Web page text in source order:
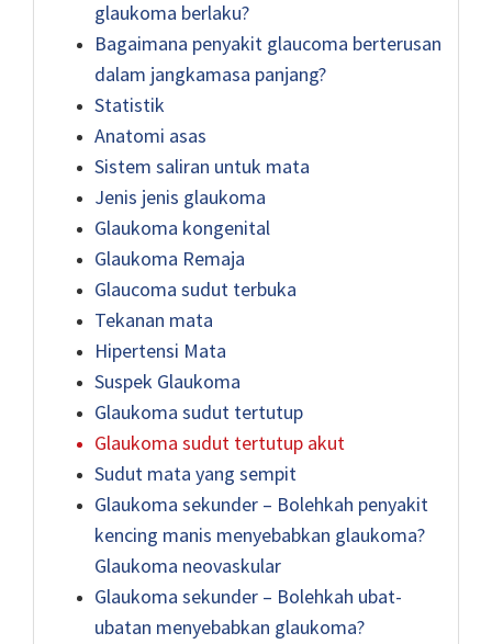
glaukoma berlaku?
Bagaimana penyakit glaucoma berterusan
dalam jangkamasa panjang?
Statistik
Anatomi asas
Sistem saliran untuk mata
Jenis jenis glaukoma
Glaukoma kongenital
Glaukoma Remaja
Glaucoma sudut terbuka
Tekanan mata
Hipertensi Mata
Suspek Glaukoma
Glaukoma sudut tertutup
Glaukoma sudut tertutup akut
Sudut mata yang sempit
Glaukoma sekunder – Bolehkah penyakit
kencing manis menyebabkan glaukoma?
Glaukoma neovaskular
Glaukoma sekunder – Bolehkah ubat-
ubatan menyebabkan glaukoma?